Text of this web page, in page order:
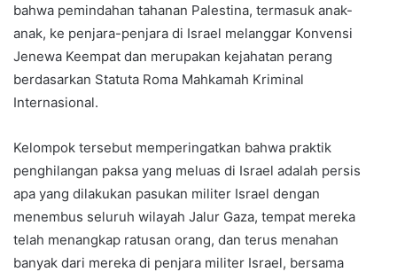
bahwa pemindahan tahanan Palestina, termasuk anak-
anak, ke penjara-penjara di Israel melanggar Konvensi
Jenewa Keempat dan merupakan kejahatan perang
berdasarkan Statuta Roma Mahkamah Kriminal
Internasional.
Kelompok tersebut memperingatkan bahwa praktik
penghilangan paksa yang meluas di Israel adalah persis
apa yang dilakukan pasukan militer Israel dengan
menembus seluruh wilayah Jalur Gaza, tempat mereka
telah menangkap ratusan orang, dan terus menahan
banyak dari mereka di penjara militer Israel, bersama